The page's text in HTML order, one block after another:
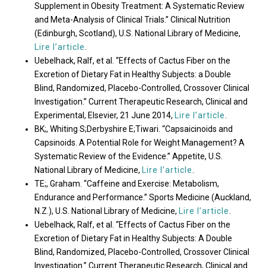
Supplement in Obesity Treatment: A Systematic Review
and Meta-Analysis of Clinical Trials.” Clinical Nutrition
(Edinburgh, Scotland), U.S. National Library of Medicine,
Lire l’article
Uebelhack, Ralf, et al. “Effects of Cactus Fiber on the
Excretion of Dietary Fat in Healthy Subjects: a Double
Blind, Randomized, Placebo-Controlled, Crossover Clinical
Investigation.” Current Therapeutic Research, Clinical and
Experimental, Elsevier, 21 June 2014, Lire l’article
BK;, Whiting S;Derbyshire E;Tiwari. “Capsaicinoids and
Capsinoids. A Potential Role for Weight Management? A
Systematic Review of the Evidence.” Appetite, U.S.
National Library of Medicine, Lire l’article
TE;, Graham. “Caffeine and Exercise: Metabolism,
Endurance and Performance.” Sports Medicine (Auckland,
N.Z.), U.S. National Library of Medicine, Lire l’article
Uebelhack, Ralf, et al. “Effects of Cactus Fiber on the
Excretion of Dietary Fat in Healthy Subjects: A Double
Blind, Randomized, Placebo-Controlled, Crossover Clinical
Investigation.” Current Therapeutic Research, Clinical and